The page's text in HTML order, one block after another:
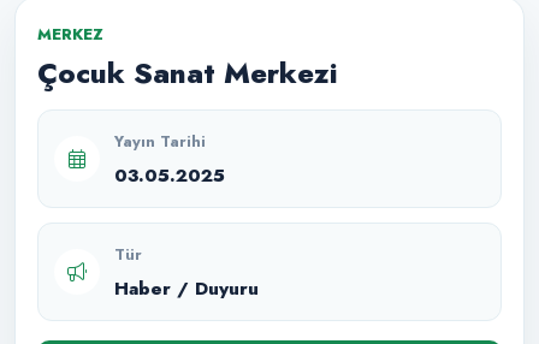
MERKEZ
Çocuk Sanat Merkezi
Yayın Tarihi
03.05.2025
Tür
Haber / Duyuru